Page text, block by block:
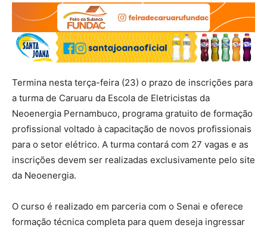
Termina nesta terça-feira (23) o prazo de inscrições para
a turma de Caruaru da Escola de Eletricistas da
Neoenergia Pernambuco, programa gratuito de formação
profissional voltado à capacitação de novos profissionais
para o setor elétrico. A turma contará com 27 vagas e as
inscrições devem ser realizadas exclusivamente pelo site
da Neoenergia.
O curso é realizado em parceria com o Senai e oferece
formação técnica completa para quem deseja ingressar